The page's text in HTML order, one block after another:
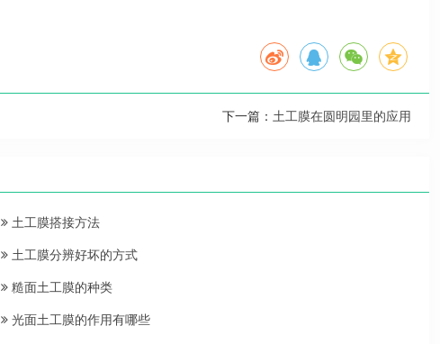
下一篇： 土工膜在圆明园里的应用
土工膜搭接方法
土工膜分辨好坏的方式
糙面土工膜的种类
光面土工膜的作用有哪些